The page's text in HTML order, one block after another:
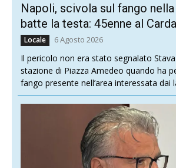
Napoli, scivola sul fango
batte la testa: 45enne al
Locale 6 Agosto 2026
Il pericolo non era stato segnalato
stazione di Piazza Amedeo quando ha
fango presente nell’area interessata dai